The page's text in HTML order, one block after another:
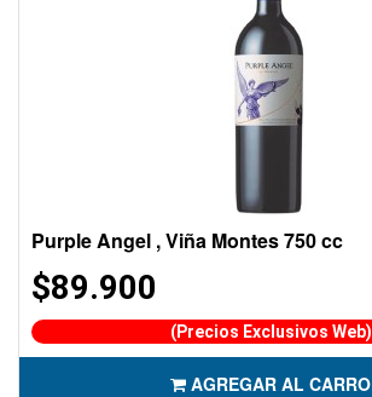
Purple Angel , Viña Montes 750 cc
$89.900
(Precios Exclusivos Web)
AGREGAR AL CARRO